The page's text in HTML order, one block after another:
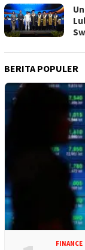
BERITA POPULER
FINANCE